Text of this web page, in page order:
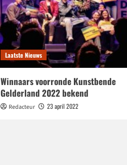
Laatste Nieuws
Winnaars voorronde Kunstbende
Gelderland 2022 bekend
Redacteur 23 april 2022